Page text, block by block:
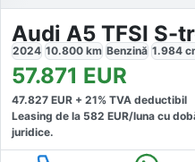
Audi A5 TFSI S-
2024 10.800 km Benzină 1.984
57.871 EUR
47.827 EUR + 21% TVA deductibil
Leasing de la 582 EUR/luna cu
juridice.